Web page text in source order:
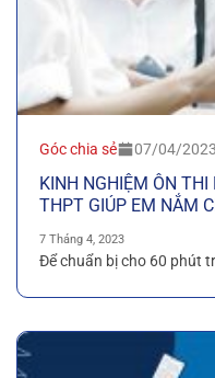
Góc chia sẻ 07/04/2023
KINH NGHIỆM ÔN
THPT GIÚP EM NẮM
7 Tháng 4, 2023
Để chuẩn bị cho 60 phút